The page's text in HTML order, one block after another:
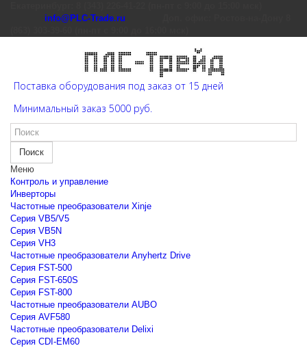
info@PLC-Trade.ru
Поставка оборудования под заказ от 15 дней
Минимальный заказ 5000 руб.
Поиск
Меню
Контроль и управление
Инверторы
Частотные преобразователи Xinje
Cерия VB5/V5
Cерия VB5N
Cерия VH3
Частотные преобразователи Anyhertz Drive
Серия FST-500
Серия FST-650S
Серия FST-800
Частотные преобразователи AUBO
Серия AVF580
Частотные преобразователи Delixi
Серия CDI-EM60